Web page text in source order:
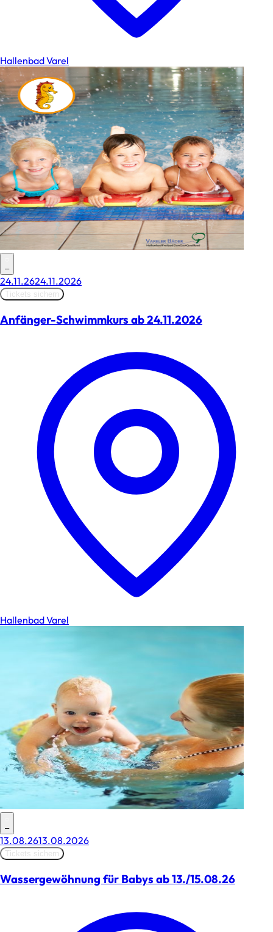
Hallenbad Varel
–
24.11.2624.11.2026
Tickets sichern
Anfänger-Schwimmkurs ab 24.11.2026
Hallenbad Varel
–
13.08.2613.08.2026
Tickets sichern
Wassergewöhnung für Babys ab 13./15.08.26